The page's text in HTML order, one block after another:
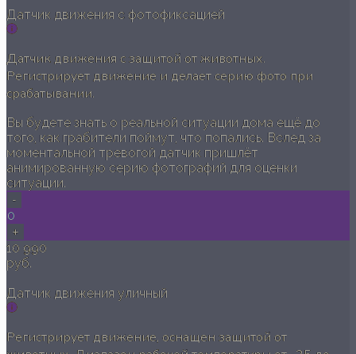
Датчик движения с фотофиксацией
Датчик движения с защитой от животных.
Регистрирует движение и делает серию фото при
срабатывании.
Вы будете знать о реальной ситуации дома ещё до
того, как грабители поймут, что попались. Вслед за
моментальной тревогой датчик пришлёт
анимированную серию фотографий для оценки
ситуации.
-
0
+
10 990
руб.
Датчик движения уличный
Регистрирует движение, оснащен защитой от